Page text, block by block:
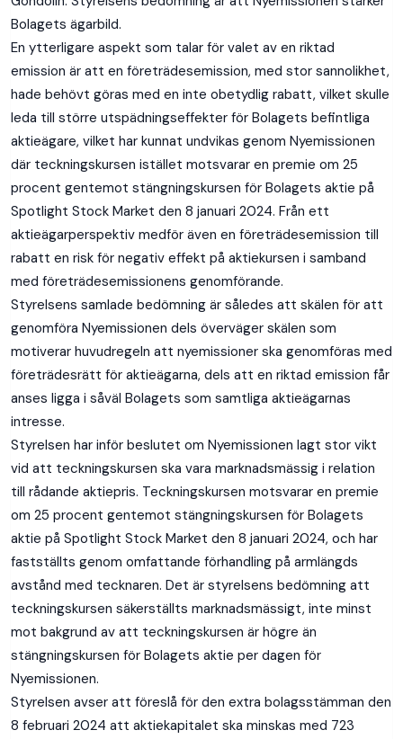
Bolagets ägarbild.
En ytterligare aspekt som talar för valet av en riktad
emission är att en företrädesemission, med stor sannolikhet,
hade behövt göras med en inte obetydlig rabatt, vilket skulle
leda till större utspädningseffekter för Bolagets befintliga
aktieägare, vilket har kunnat undvikas genom Nyemissionen
där teckningskursen istället motsvarar en premie om 25
procent gentemot stängningskursen för Bolagets aktie på
Spotlight Stock Market den 8 januari 2024. Från ett
aktieägarperspektiv medför även en företrädesemission till
rabatt en risk för negativ effekt på aktiekursen i samband
med företrädesemissionens genomförande.
Styrelsens samlade bedömning är således att skälen för att
genomföra Nyemissionen dels överväger skälen som
motiverar huvudregeln att nyemissioner ska genomföras med
företrädesrätt för aktieägarna, dels att en riktad emission får
anses ligga i såväl Bolagets som samtliga aktieägarnas
intresse.
Styrelsen har inför beslutet om Nyemissionen lagt stor vikt
vid att teckningskursen ska vara marknadsmässig i relation
till rådande aktiepris. Teckningskursen motsvarar en premie
om 25 procent gentemot stängningskursen för Bolagets
aktie på Spotlight Stock Market den 8 januari 2024, och har
fastställts genom omfattande förhandling på armlängds
avstånd med tecknaren. Det är styrelsens bedömning att
teckningskursen säkerställts marknadsmässigt, inte minst
mot bakgrund av att teckningskursen är högre än
stängningskursen för Bolagets aktie per dagen för
Nyemissionen.
Styrelsen avser att föreslå för den extra bolagsstämman den
8 februari 2024 att aktiekapitalet ska minskas med 723